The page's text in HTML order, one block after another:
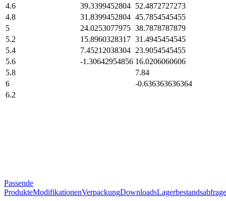
4.6
39.3399452804 52.4872727273
4.8
31.8399452804 45.7854545455
5
24.0253077975 38.7878787879
5.2
15.8960328317 31.4945454545
5.4
7.45212038304 23.9054545455
5.6
-1.30642954856 16.0206060606
5.8
7.84
6
-0.636363636364
6.2
Passende
ProdukteModifikationenVerpackungDownloadsLagerbestandsabfrage